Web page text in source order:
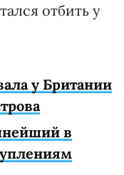
отбить у
у Британии
в